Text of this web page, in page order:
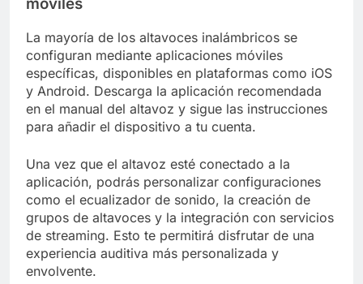
móviles
La mayoría de los altavoces inalámbricos se
configuran mediante aplicaciones móviles
específicas, disponibles en plataformas como iOS
y Android. Descarga la aplicación recomendada
en el manual del altavoz y sigue las instrucciones
para añadir el dispositivo a tu cuenta.
Una vez que el altavoz esté conectado a la
aplicación, podrás personalizar configuraciones
como el ecualizador de sonido, la creación de
grupos de altavoces y la integración con servicios
de streaming. Esto te permitirá disfrutar de una
experiencia auditiva más personalizada y
envolvente.